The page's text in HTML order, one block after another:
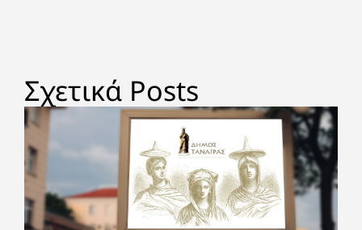
Σχετικά Posts